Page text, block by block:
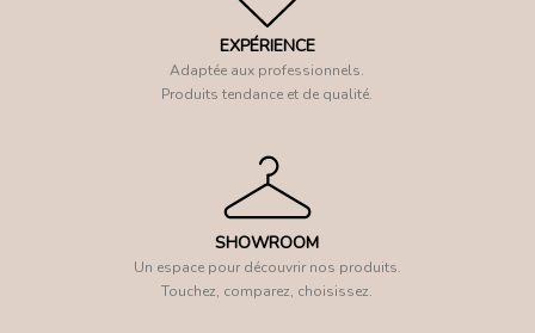
EXPÉRIENCE
Adaptée aux professionnels.
Produits tendance et de qualité.
SHOWROOM
Un espace pour découvrir nos produits.
Touchez, comparez, choisissez.